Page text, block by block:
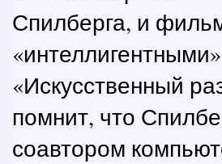
Спилберга, и
«Искусственный
помнит, что
соавтором